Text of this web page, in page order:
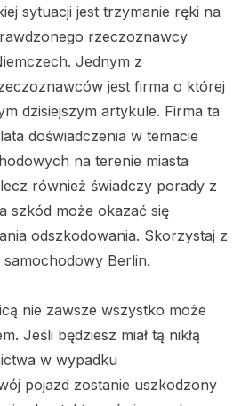
sytuacji jest trzymanie ręki na
rzeczoznawcy
Jednym z
jest firma o której
dzisiejszym artykule. Firma ta
doświadczenia w temacie
na terenie miasta
również świadczy porady z
szkód może okazać się
odszkodowania. Skorzystaj z
samochodowy Berlin.
nie zawsze wszystko może
Jeśli będziesz miał tą nikłą
w wypadku
pojazd zostanie uszkodzony